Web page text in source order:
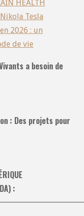
HEALTH
Tesla
2026 : un
de vie
a besoin de
: Des projets pour
: